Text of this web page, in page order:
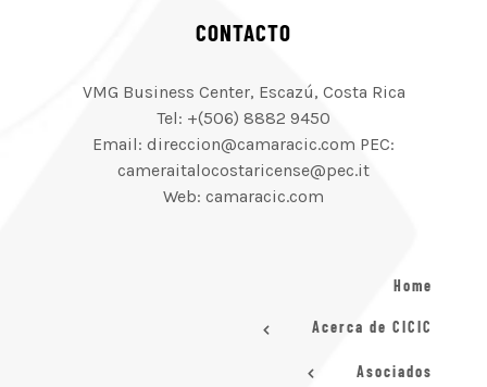
CONTACTO
VMG Business Center, Escazú, Costa Rica
Tel: +(506) 8882 9450
Email: direccion@camaracic.com PEC:
cameraitalocostaricense@pec.it
Web: camaracic.com
Home
Acerca de CICIC
Asociados